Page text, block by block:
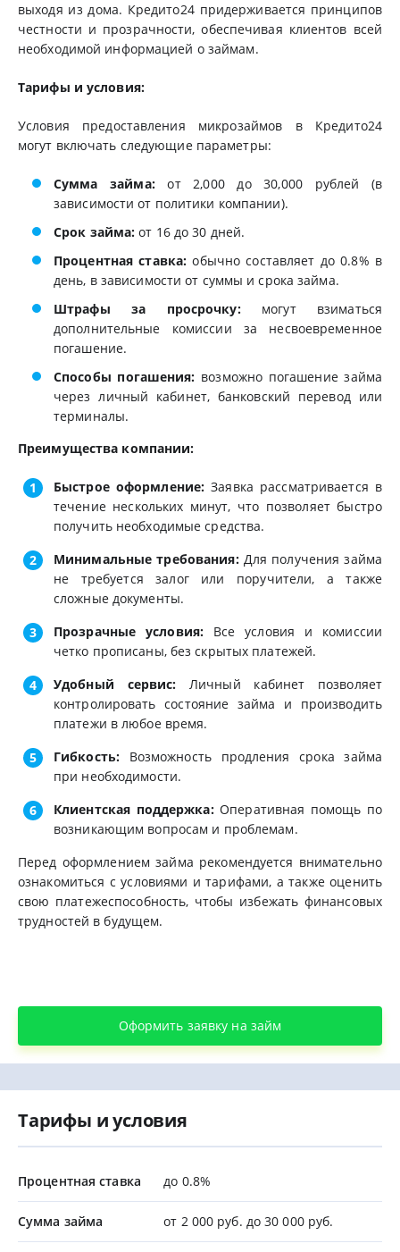
выходя из дома. Кредито24 придерживается принципов
честности и прозрачности, обеспечивая клиентов всей
необходимой информацией о займам.
Тарифы и условия:
Условия предоставления микрозаймов в Кредито24
могут включать следующие параметры:
Сумма займа:от 2,000 до 30,000 рублей (в
зависимости от политики компании).
Срок займа: от 16 до 30 дней.
Процентная ставка: обычно составляет до 0.8% в
день, в зависимости от суммы и срока займа.
Штрафы за просрочку:могут взиматься
дополнительные комиссии за несвоевременное
погашение.
Способы погашения: возможно погашение займа
через личный кабинет, банковский перевод или
терминалы.
Преимущества компании:
Быстрое оформление: Заявка рассматривается в
течение нескольких минут, что позволяет быстро
получить необходимые средства.
Минимальные требования:Для получения займа
не требуется залог или поручители, а также
сложные документы.
Прозрачные условия:Все условия и комиссии
четко прописаны, без скрытых платежей.
Удобный сервис: Личный кабинет позволяет
контролировать состояние займа и производить
платежи в любое время.
Гибкость: Возможность продления срока займа
при необходимости.
Клиентская поддержка:Оперативная помощь по
возникающим вопросам и проблемам.
Перед оформлением займа рекомендуется внимательно
ознакомиться с условиями и тарифами, а также оценить
свою платежеспособность, чтобы избежать финансовых
трудностей в будущем.
Оформить заявку на займ
Тарифы и условия
Процентная ставка до 0.8%
Сумма займа от 2 000 руб. до 30 000 руб.